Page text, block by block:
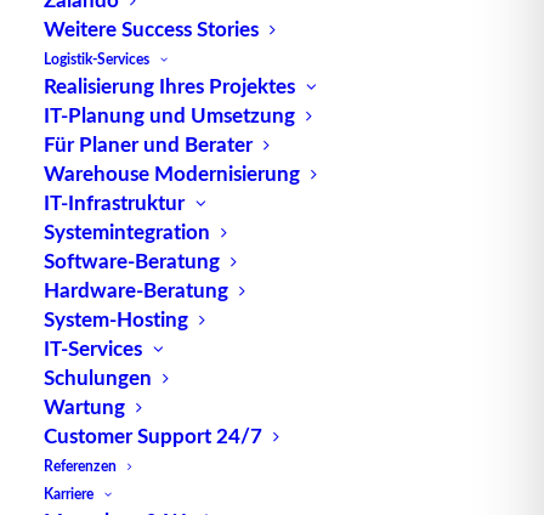
Weitere Success Stories
Logistik-Services
Realisierung Ihres Projektes
IT-Planung und Umsetzung
Für Planer und Berater
Warehouse Modernisierung
IT-Infrastruktur
Systemintegration
Software-Beratung
Hardware-Beratung
System-Hosting
IT-Services
Schulungen
Wartung
Customer Support 24/7
Referenzen
Karriere
Perspektive von Hermes
Fulfilment zum Projekt
„Goliath 61“ ist ein Retrofit-Großprojekt
der Hermes Fulfilment GmbH, das sich…
by TUP Redaktion